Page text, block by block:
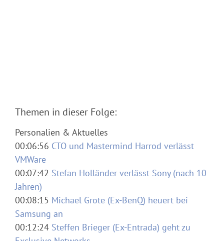
Themen in dieser Folge:
Personalien & Aktuelles
00:06:56 CTO und Mastermind Harrod verlässt
VMWare
00:07:42 Stefan Holländer verlässt Sony (nach 10
Jahren)
00:08:15 Michael Grote (Ex-BenQ) heuert bei
Samsung an
00:12:24 Steffen Brieger (Ex-Entrada) geht zu